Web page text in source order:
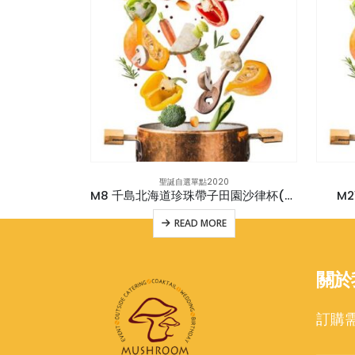
聖誕自選單點2020
M8 千島北海道珍珠帶子田園沙律杯(連蓋) 12杯
READ MORE
關
訂購